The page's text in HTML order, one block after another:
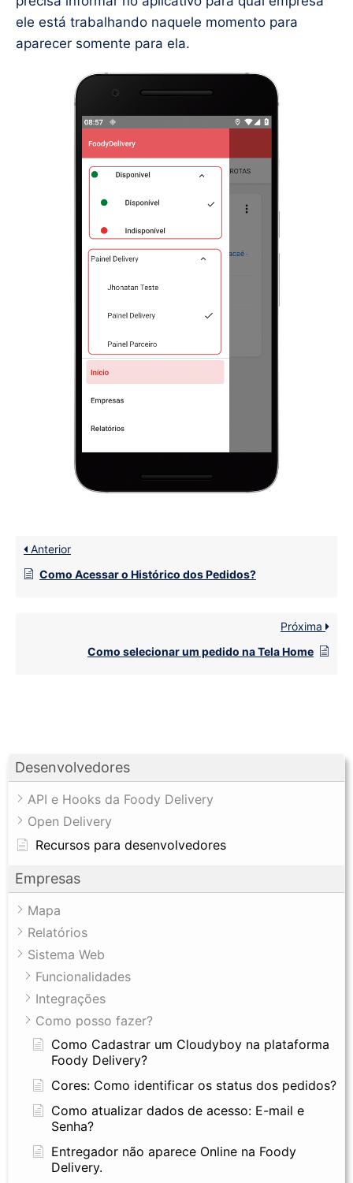
Desenvolvedores
API e Hooks da Foody Delivery
Open Delivery
Recursos para desenvolvedores
Empresas
Mapa
Relatórios
Sistema Web
Funcionalidades
Integrações
Como posso fazer?
Como Cadastrar um Cloudyboy na plataforma
Foody Delivery?
Cores: Como identificar os status dos pedidos?
Como atualizar dados de acesso: E-mail e
Senha?
Entregador não aparece Online na Foody
Delivery.
ele está trabalhando naquele momento para
aparecer somente para ela.
Anterior
Como Acessar o Histórico dos Pedidos?
Próxima
Como selecionar um pedido na Tela Home